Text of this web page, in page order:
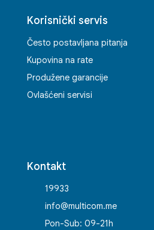
Korisnički servis
Često postavljana pitanja
Kupovina na rate
Produžene garancije
Ovlašćeni servisi
Kontakt
19933
info@multicom.me
Pon-Sub: 09-21h